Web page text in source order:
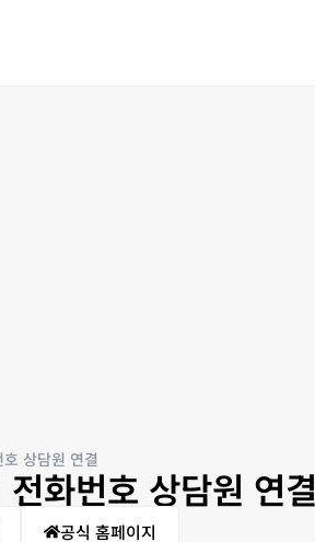
상담원 연결
화번호 상담원 연결
공식 홈페이지